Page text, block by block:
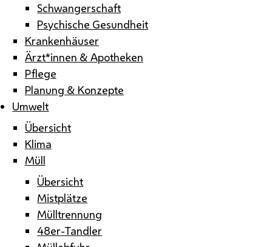
Schwangerschaft
Psychische Gesundheit
Krankenhäuser
Ärzt*innen & Apotheken
Pflege
Planung & Konzepte
Umwelt
Übersicht
Klima
Müll
Übersicht
Mistplätze
Mülltrennung
48er-Tandler